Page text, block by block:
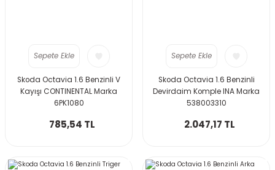
Sepete Ekle
Skoda Octavia 1.6 Benzinli V
Kayışı CONTINENTAL Marka
6PK1080
785,54 TL
Sepete Ekle
Skoda Octavia 1.6 Benzinli
Devirdaim Komple INA Marka
538003310
2.047,17 TL